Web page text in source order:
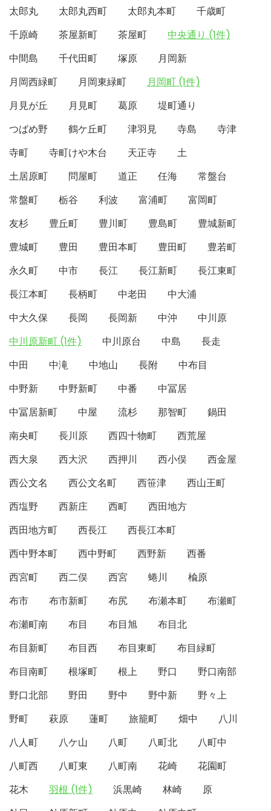
太郎丸
太郎丸西町 太郎丸本町
千歳町
千原崎
茶屋新町 茶屋町
中央通り (1件)
中間島
千代田町 塚原
月岡新
月岡西緑町
月岡東緑町
月岡町 (1件)
月見が丘
月見町 葛原
堤町通り
つばめ野
鶴ケ丘町 津羽見 寺島
寺津
寺町
寺町けや木台 天正寺
土
土居原町
問屋町 道正 任海
常盤台
常盤町
栃谷 利波 富浦町
富岡町
友杉
豊丘町 豊川町 豊島町
豊城新町
豊城町
豊田 豊田本町 豊田町
豊若町
永久町
中市 長江 長江新町
長江東町
長江本町
長柄町 中老田
中大浦
中大久保
長岡 長岡新 中沖
中川原
中川原新町 (1件)
中川原台 中島
長走
中田
中滝 中地山 長附
中布目
中野新
中野新町 中番
中冨居
中冨居新町
中屋 流杉 那智町
鍋田
南央町
長川原 西四十物町
西荒屋
西大泉
西大沢 西押川 西小俣
西金屋
西公文名
西公文名町 西笹津
西山王町
西塩野
西新庄 西町
西田地方
西田地方町
西長江
西長江本町
西中野本町
西中野町 西野新
西番
西宮町
西二俣 西宮 蜷川
楡原
布市
布市新町 布尻 布瀬本町
布瀬町
布瀬町南
布目 布目旭
布目北
布目新町
布目西 布目東町
布目緑町
布目南町
根塚町 根上 野口
野口南部
野口北部
野田 野中 野中新
野々上
野町
萩原 蓮町 旅籠町 畑中
八川
八人町
八ケ山 八町 八町北
八町中
八町西
八町東 八町南 花崎
花園町
花木
羽根 (1件) 浜黒崎 林崎
原